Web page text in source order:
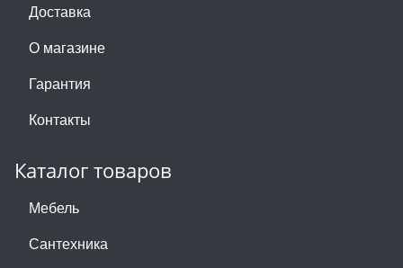
Доставка
О магазине
Гарантия
Контакты
Каталог товаров
Мебель
Сантехника